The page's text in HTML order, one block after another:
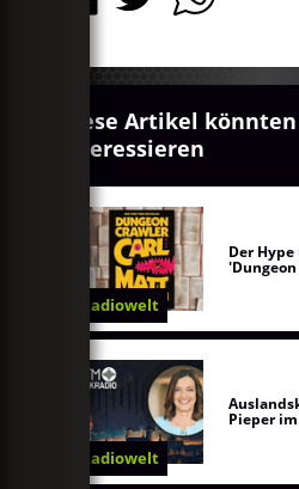
Diese Artikel
interessieren
Radiowelt
Der
Radiowelt
Pieper